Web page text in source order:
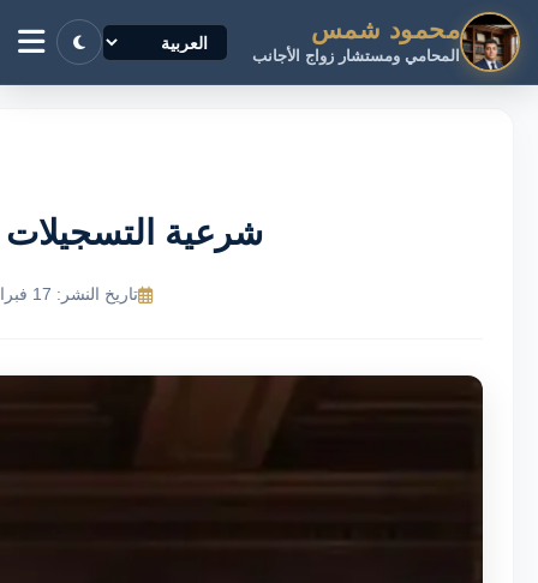
محمود شمس
المحامي ومستشار زواج الأجانب
شرعية التسجيلات
تاريخ النشر: 17 فبراير 2026